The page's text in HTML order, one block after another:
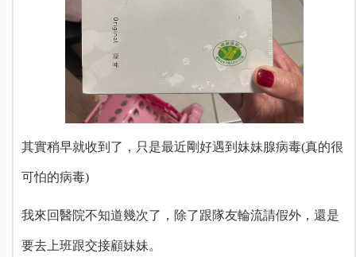
其實稍早就收到了，只是最近剛好遇到妹妹腺病毒(真的很
可怕的病毒)
我來回醫院不知道幾次了，除了跟隊友輪流請假外，還是
要去上班跟交接顧妹妹。